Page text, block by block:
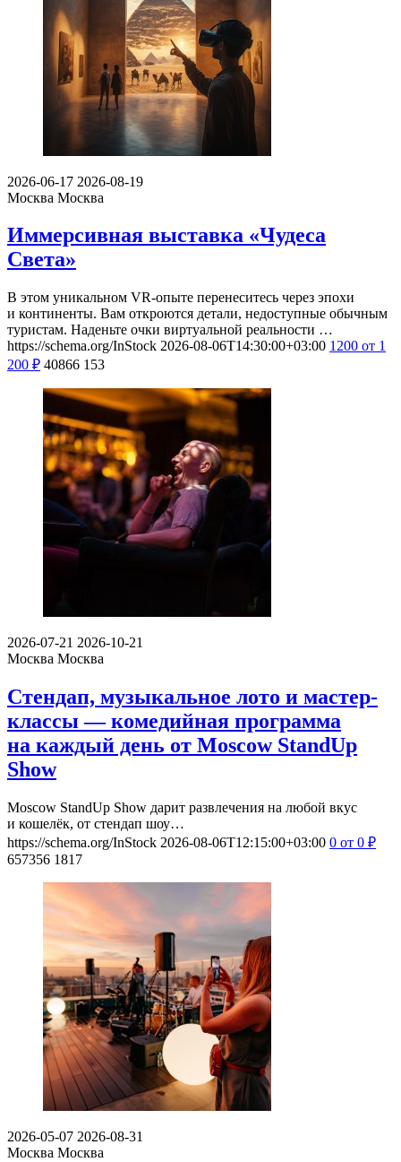
2026-06-17 2026-08-19
Москва Москва
Иммерсивная выставка «Чудеса
Света»
В этом уникальном VR-опыте перенеситесь через эпохи
и континенты. Вам откроются детали, недоступные обычным
туристам. Наденьте очки виртуальной реальности …
https://schema.org/InStock 2026-08-06T14:30:00+03:00 1200 от 1
200 ₽ 40866 153
2026-07-21 2026-10-21
Москва Москва
Стендап, музыкальное лото и мастер-
классы — комедийная программа
на каждый день от Moscow StandUp
Show
Moscow StandUp Show дарит развлечения на любой вкус
и кошелёк, от стендап шоу…
https://schema.org/InStock 2026-08-06T12:15:00+03:00 0 от 0 ₽
657356 1817
2026-05-07 2026-08-31
Москва Москва